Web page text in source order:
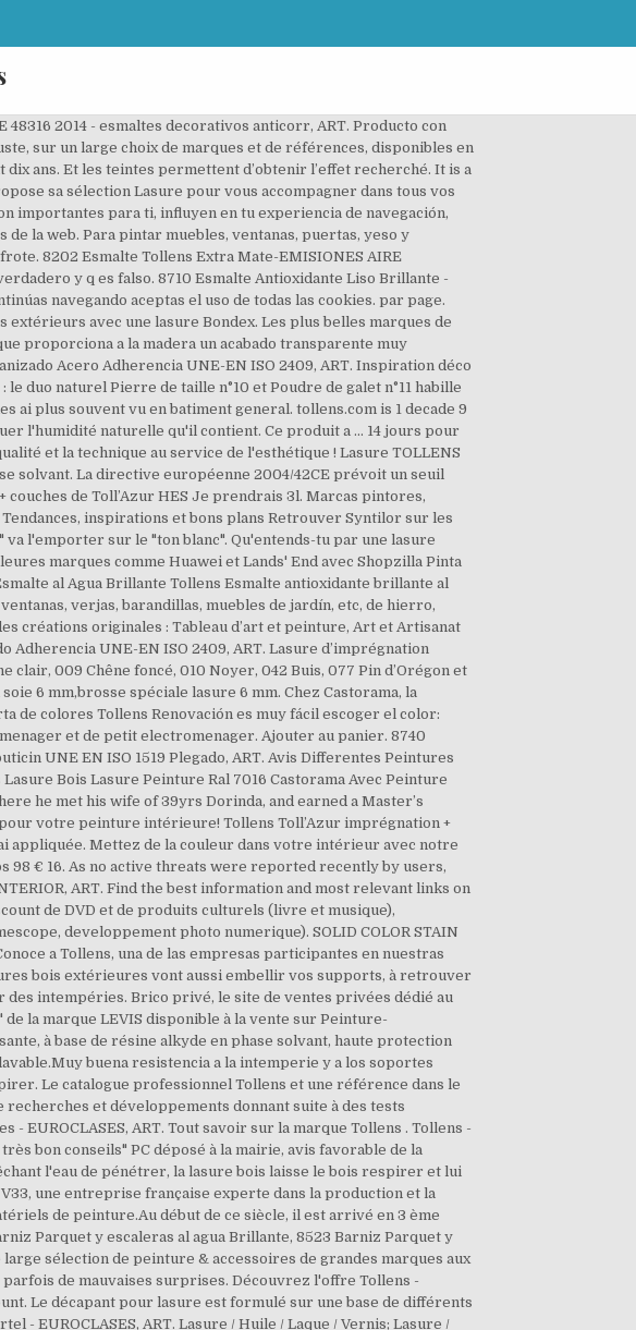
en los sistemas de color de Materis Paints España. Conoce a Tollens, una de las empresas participantes en nuestras exposiciones. Lasure tollens toll' azur chêne doré 165 3l. Livraison gratuite en magasin. Nos lasures bois extérieures vont aussi embellir vos supports, à retrouver au meilleur prix sur Castorama.fr La lasure peut leur redonner un coup de jeune et les protéger des intempéries. Brico privé, le site de ventes privées dédié au bricolage. Livraison rapide et Economies garanties en peinture - vernis ! Lasure "Ultralasur TX" de la marque LEVIS disponible à la vente sur Peinture-Destock.com, le N°1 de la peinture pas chère en ligne LEVIS Ultralasur TX est une lasure garnissante, à base de résine alkyde en phase solvant, haute protection d'aspect satiné. Pintura plástica al agua de acabado extra mate, de buena cubrición y totalmente lavable.Muy buena resistencia a la intemperie y a los soportes alcalinos. Lasure microporeuse et hydrofuge, elle imperméabilise le bois tout en le laissant respirer. Le catalogue professionnel Tollens et une référence dans le monde de la peinture, ce fabricant français a fait ses preuves à travers ces nombreux projets de recherches et développements donnant suite à des tests concluants approuvés par le plus grand nombre. 8710 Esmalte Antioxidante Liso Brillante colores - EUROCLASES, ART. Tout savoir sur la marque Tollens . Tollens - - Calificación de 4.3 según 1 opinión "Très bonne qualité de peinture et personnel en magasin de très bon conseils" PC déposé à la mairie, avis favorable de la commission d’urbanisme . Art. Rendement : environ 13m²/L (selon absorption du support). Empêchant l'eau de pénétrer, la lasure bois laisse le bois respirer et lui permet de rester en bonne santé pour longtemps. La marque V33 est une propriété du Groupe V33, une entreprise française experte dans la production et la commercialisation de produits pour boiseries, de peintures techniques et décoratives, et de matériels de peinture.Au début de ce siècle, il est arrivé en 3 ème position sur le marché des peintures. 8202 Esmalte Extra Mate bases - NO TOXICIDAD, 8522 Barniz Parquet y escaleras al agua Brillante, 8523 Barniz Parquet y escaleras al agua Satinado, 8524 Barniz Parquet y escaleras al agua Mate, ART. Retrouverez une large sélection de peinture & accessoires de grandes marques aux meilleurs prix ! Mais attention, se fier aux indications des pots pour le choix de la teinte réserve parfois de mauvaises surprises. Découvrez l'offre Tollens - Peinture Piscines au Caoutchouc-Chloré 15 L - couleur piscine alp:Bleu Mer pas cher sur Cdiscount. Le décapant pour lasure est formulé sur une base de différents solvants, d'agents de mouillabilité et de retardateurs de séchage. 8740 Esmalte Antioxidante Martel - EUROCLASES, ART. Lasure / Huile / Laque / Vernis; Lasure / huile / laque / vernis. Lasure Ultra Résistante 12 ans . Qualité professionnelle. 107218 articles. Je prendrais 5l de chaque et j’en aurais pour 280euros environ (prix pro + TVA). PINTURA PISCINAS AL AGUA TOLLENS 4 LT (2) Ver 2 modelos A partir de 27 € 41. 8731 Esmalte Antioxidante Forja Grano Grueso - EUROCLASES, ART. A voir également: Peinture tollens bois exterieur avis; Peinture sur lasure bois exterieur - Meilleures réponses; Lasure ou peinture pour bois extérieur - Meilleures réponses; Peinture bois exterieur sur lasure - Forum - Travail du bois; Decaper peinture bois exterieur - Forum - Construction et rénovation Efecto decorativo de aspecto translúcido listo al uso y de fácil aplicación. Chantel. Accédez aux résultats du comparatif Lasures Protégez efficacement les boiseries du jardin à l'aide d'une lasure bois extérieur. Il sagit de lasure Tollazur de chez Tollens (acrylique). À -30% sur PeintureDeFrance.fr Vente de pret-a … Tollens met à disposition des particuliers ses peintures de qualité professionnelle et ses revêtements de mur et sol. Je suis dans les finit